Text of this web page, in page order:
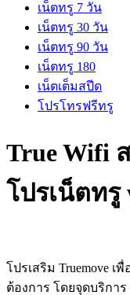
เน็ตทรู 7 วัน
เน็ตทรู 30 วัน
เน็ตทรู 90 วัน
เน็ตทรู 180
เน็ตเต็มสปีด
โปรโทรฟรีทรู
True Wifi
โปรเน็ตทรู
โปรเสริม Truemove เ
ต้องการ โดยจุดบริการ